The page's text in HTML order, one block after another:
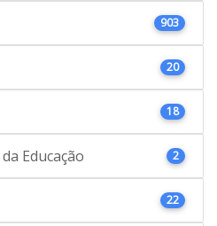
903
20
18
Educação 2
22